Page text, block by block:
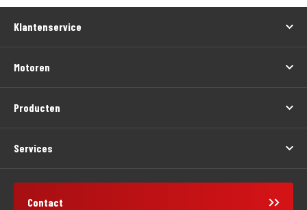
Klantenservice
Motoren
Producten
Services
Contact